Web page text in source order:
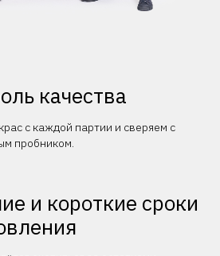
качества
с каждой партии и сверяем с
пробником.
и короткие сроки